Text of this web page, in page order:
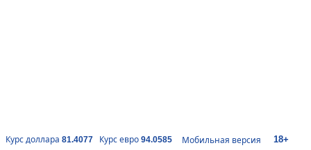
Курс доллара 81.4077 Курс евро 94.0585 Мобильная версия 18+